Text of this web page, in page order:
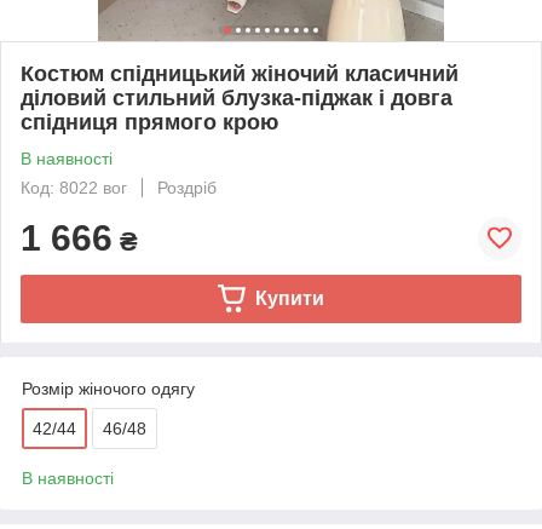
Костюм спідницький жіночий класичний
діловий стильний блузка-піджак і довга
спідниця прямого крою
В наявності
Код: 8022 вог
Роздріб
1 666 ₴
Купити
Розмір жіночого одягу
42/44 46/48
В наявності